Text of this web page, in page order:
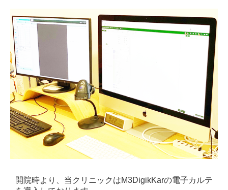
開院時より、当クリニックはM3DigikKarの電子カルテ